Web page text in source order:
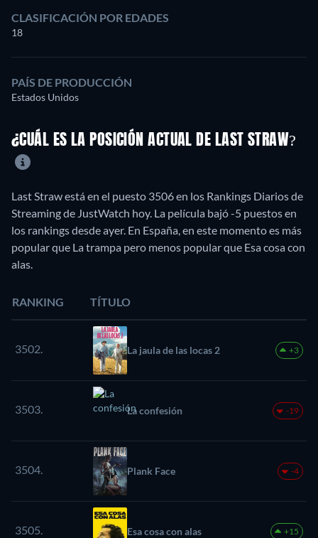
CLASIFICACIÓN POR EDADES
18
PAÍS DE PRODUCCIÓN
Estados Unidos
¿CUÁL ES LA POSICIÓN ACTUAL DE LAST STRAW?
Last Straw está en el puesto 3506 en los Rankings Diarios de
Streaming de JustWatch hoy. La película bajó -5 puestos en
los rankings desde ayer. En España, en este momento es más
popular que La trampa pero menos popular que Esa cosa con
alas.
RANKING TÍTULO
3502. La jaula de las locas 2 +3
3503. La confesión -19
3504. Plank Face -4
3505. Esa cosa con alas +15